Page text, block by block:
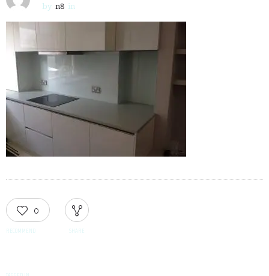
by n8 in
0
RECOMMEND SHARE